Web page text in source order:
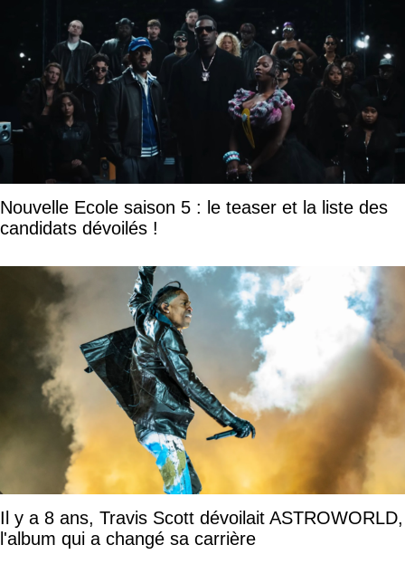
Nouvelle Ecole saison 5 : le teaser et la liste des
candidats dévoilés !
Il y a 8 ans, Travis Scott dévoilait ASTROWORLD,
l'album qui a changé sa carrière